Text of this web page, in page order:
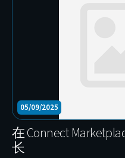
05/09/2025
在 Connect
长